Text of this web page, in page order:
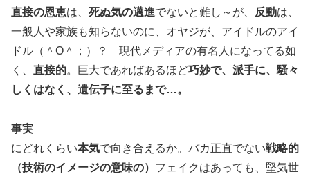
直接の恩恵は、 死ぬ気の邁進でないと難し～が、 反動は、
一般人や家族も知らないのに、オヤジが、アイドルのアイ
ドル（＾O＾；）？ 現代メディアの有名人になってる如
く、 直接的。巨大であればあるほど巧妙で、派手に、騒々
しくはなく、遺伝子に至るまで…。
事実
にどれくらい本気で向き合えるか。バカ正直でない戦略的
（技術のイメージの意味の） フェイクはあっても、堅気世